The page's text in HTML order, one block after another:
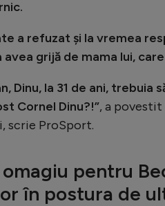
a refuzat și la vremea
avea grijă de mama lui,
Dinu, la 31 de ani, trebuia
Cornel Dinu?!”, a povestit
scrie ProSport.
omagiu pentru
în postura de